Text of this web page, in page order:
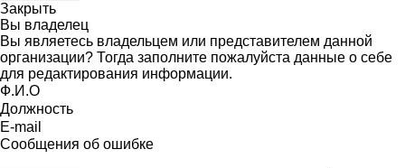
Закрыть
Вы владелец
Вы являетесь владельцем или представителем данной
организации? Тогда заполните пожалуйста данные о себе
для редактирования информации.
Ф.И.О
Должность
E-mail
Сообщения об ошибке